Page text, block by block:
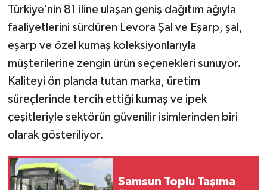
Türkiye’nin 81 iline ulaşan geniş dağıtım ağıyla
faaliyetlerini sürdüren Levora Şal ve Eşarp, şal,
eşarp ve özel kumaş koleksiyonlarıyla
müşterilerine zengin ürün seçenekleri sunuyor.
Kaliteyi ön planda tutan marka, üretim
süreçlerinde tercih ettiği kumaş ve ipek
çeşitleriyle sektörün güvenilir isimlerinden biri
olarak gösteriliyor.
Samsun Toplu Taşıma